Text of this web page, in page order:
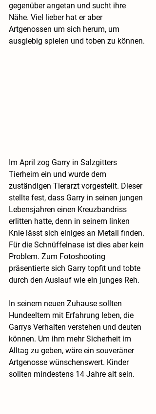
gegenüber angetan und sucht ihre
Nähe. Viel lieber hat er aber
Artgenossen um sich herum, um
ausgiebig spielen und toben zu können.
Im April zog Garry in Salzgitters
Tierheim ein und wurde dem
zuständigen Tierarzt vorgestellt. Dieser
stellte fest, dass Garry in seinen jungen
Lebensjahren einen Kreuzbandriss
erlitten hatte, denn in seinem linken
Knie lässt sich einiges an Metall finden.
Für die Schnüffelnase ist dies aber kein
Problem. Zum Fotoshooting
präsentierte sich Garry topfit und tobte
durch den Auslauf wie ein junges Reh.
In seinem neuen Zuhause sollten
Hundeeltern mit Erfahrung leben, die
Garrys Verhalten verstehen und deuten
können. Um ihm mehr Sicherheit im
Alltag zu geben, wäre ein souveräner
Artgenosse wünschenswert. Kinder
sollten mindestens 14 Jahre alt sein.